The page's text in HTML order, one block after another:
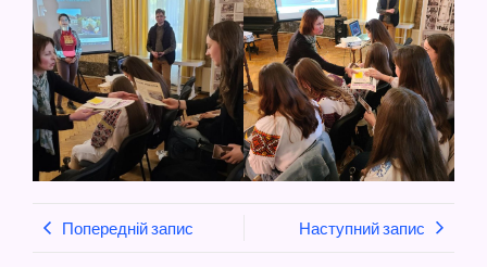
Попередній запис Наступний запис